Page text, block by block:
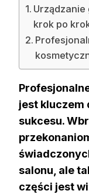
Urządzanie
krok po
jest kluczem
sukcesu.
salonu, ale
części jest